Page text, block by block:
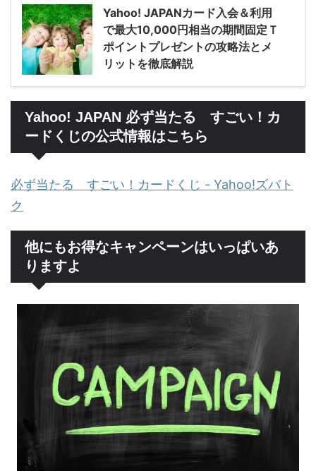
Yahoo! JAPANカード入会＆利用
で最大10,000円相当の期間固定Ｔ
ポイントプレゼントの攻略法とメ
リットを徹底解説
Yahoo! JAPAN 必ず当たる すごい！カ
ードくじの公式情報はこちら
必ず当たる すごい！カードくじ - Yahoo!ズバト
ク
他にもお得なキャンペーンはいっぱいあ
りますよ